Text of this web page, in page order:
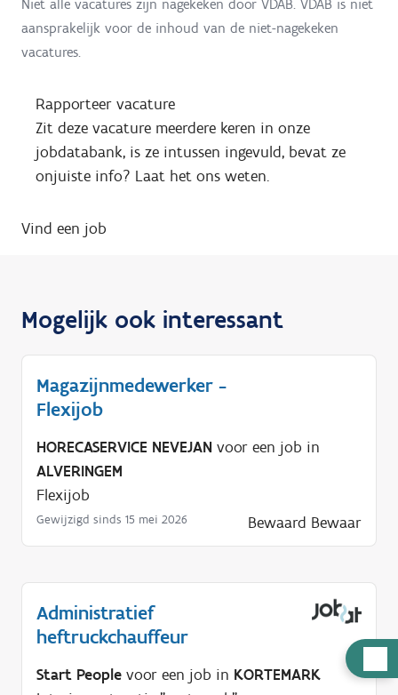
u
Niet alle vacatures zijn nagekeken door VDAB. VDAB is niet
aansprakelijk voor de inhoud van de niet-nagekeken
vacatures.
Rapporteer vacature
Zit deze vacature meerdere keren in onze
jobdatabank, is ze intussen ingevuld, bevat ze
onjuiste info? Laat het ons weten.
Vind een job
Mogelijk ook interessant
Magazijnmedewerker -
Flexijob
HORECASERVICE NEVEJAN voor een job in
ALVERINGEM
Flexijob
Gewijzigd sinds 15 mei 2026 Bewaard Bewaar
Administratief
heftruckchauffeur
Start People voor een job in KORTEMARK